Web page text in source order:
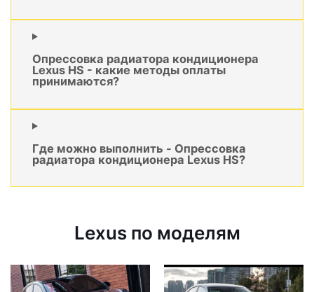
Опрессовка радиатора кондиционера
Lexus HS - какие методы оплаты
принимаются?
Где можно выполнить - Опрессовка
радиатора кондиционера Lexus HS?
Lexus по моделям